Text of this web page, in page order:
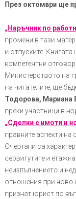
През октомври ще
„Наръчник по
промени в тази
и отпуските.
компетентни
Министерството на
на читателите, ще
Тодорова, Мариана
преки участници в
„Сделки с имоти и
правните аспекти на
Очертани са
сервитутите и
неизпълнението и
отношения при ново
признат юрист по